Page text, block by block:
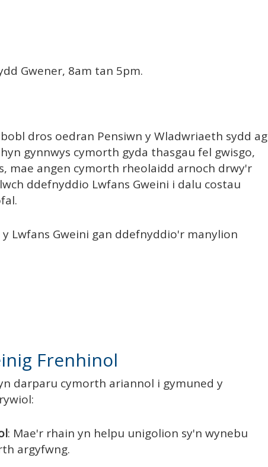
Gwener, 8am tan 5pm.
dros oedran Pensiwn y Wladwriaeth sydd ag
gynnwys cymorth gyda thasgau fel gwisgo,
mae angen cymorth rheolaidd arnoch drwy'r
ddefnyddio Lwfans Gweini i dalu costau
Lwfans Gweini gan ddefnyddio'r manylion
Frenhinol
darparu cymorth ariannol i gymuned y
: Mae'r rhain yn helpu unigolion sy'n wynebu
argyfwng.